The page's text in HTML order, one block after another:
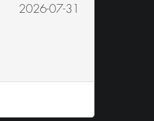
2026-07-31